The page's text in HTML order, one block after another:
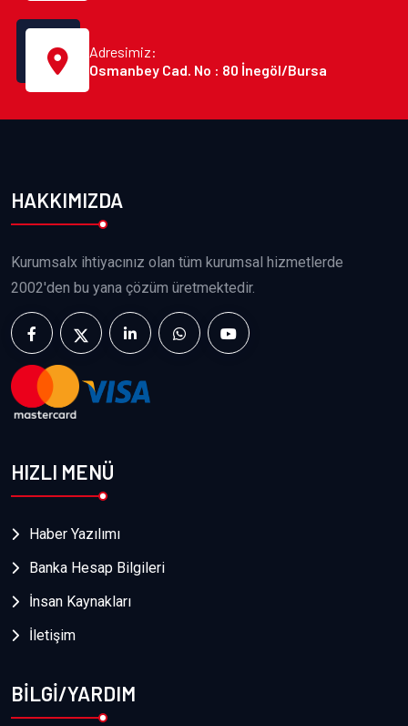
Adresimiz:
Osmanbey Cad. No : 80 İnegöl/Bursa
HAKKIMIZDA
Kurumsalx ihtiyacınız olan tüm kurumsal hizmetlerde
2002'den bu yana çözüm üretmektedir.
HIZLI MENÜ
Haber Yazılımı
Banka Hesap Bilgileri
İnsan Kaynakları
İletişim
BİLGİ/YARDIM